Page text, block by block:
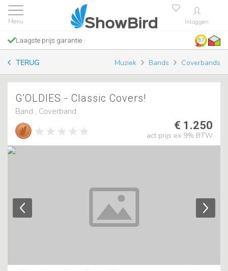
Inloggen
Laagste prijs garantie 9.7
TERUG Muziek Bands Coverbands
G'OLDIES - Classic Covers!
Band , Coverband
€ 1.250
act prijs ex 9% BTW